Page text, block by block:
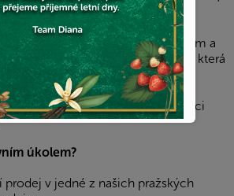
a dalšími rozmanitými produkty
svého týmu třeba právě Vás!
kolegyni s obchodním talentem a
pozici. Hledáme prodavačku, která
úsměvem, a ke které se budou
V případě vašich ambicí a
se postupně vypracovat i na pozici
úkolem?
v jedné z našich pražských